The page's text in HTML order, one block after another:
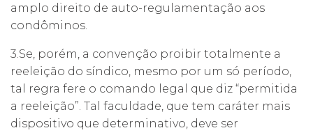
amplo direito de auto-regulamentação aos
condôminos.
3.Se, porém, a convenção proibir totalmente a
reeleição do síndico, mesmo por um só período,
tal regra fere o comando legal que diz “permitida
a reeleição”. Tal faculdade, que tem caráter mais
dispositivo que determinativo, deve ser